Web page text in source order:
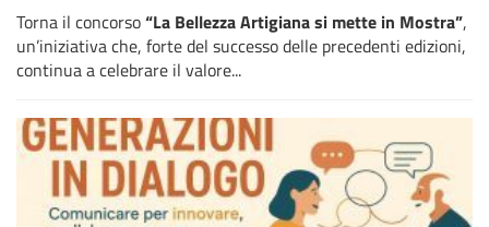
Torna il concorso“La Bellezza Artigiana si mette in Mostra”,
un’iniziativa che, forte del successo delle precedenti edizioni,
continua a celebrare il valore...